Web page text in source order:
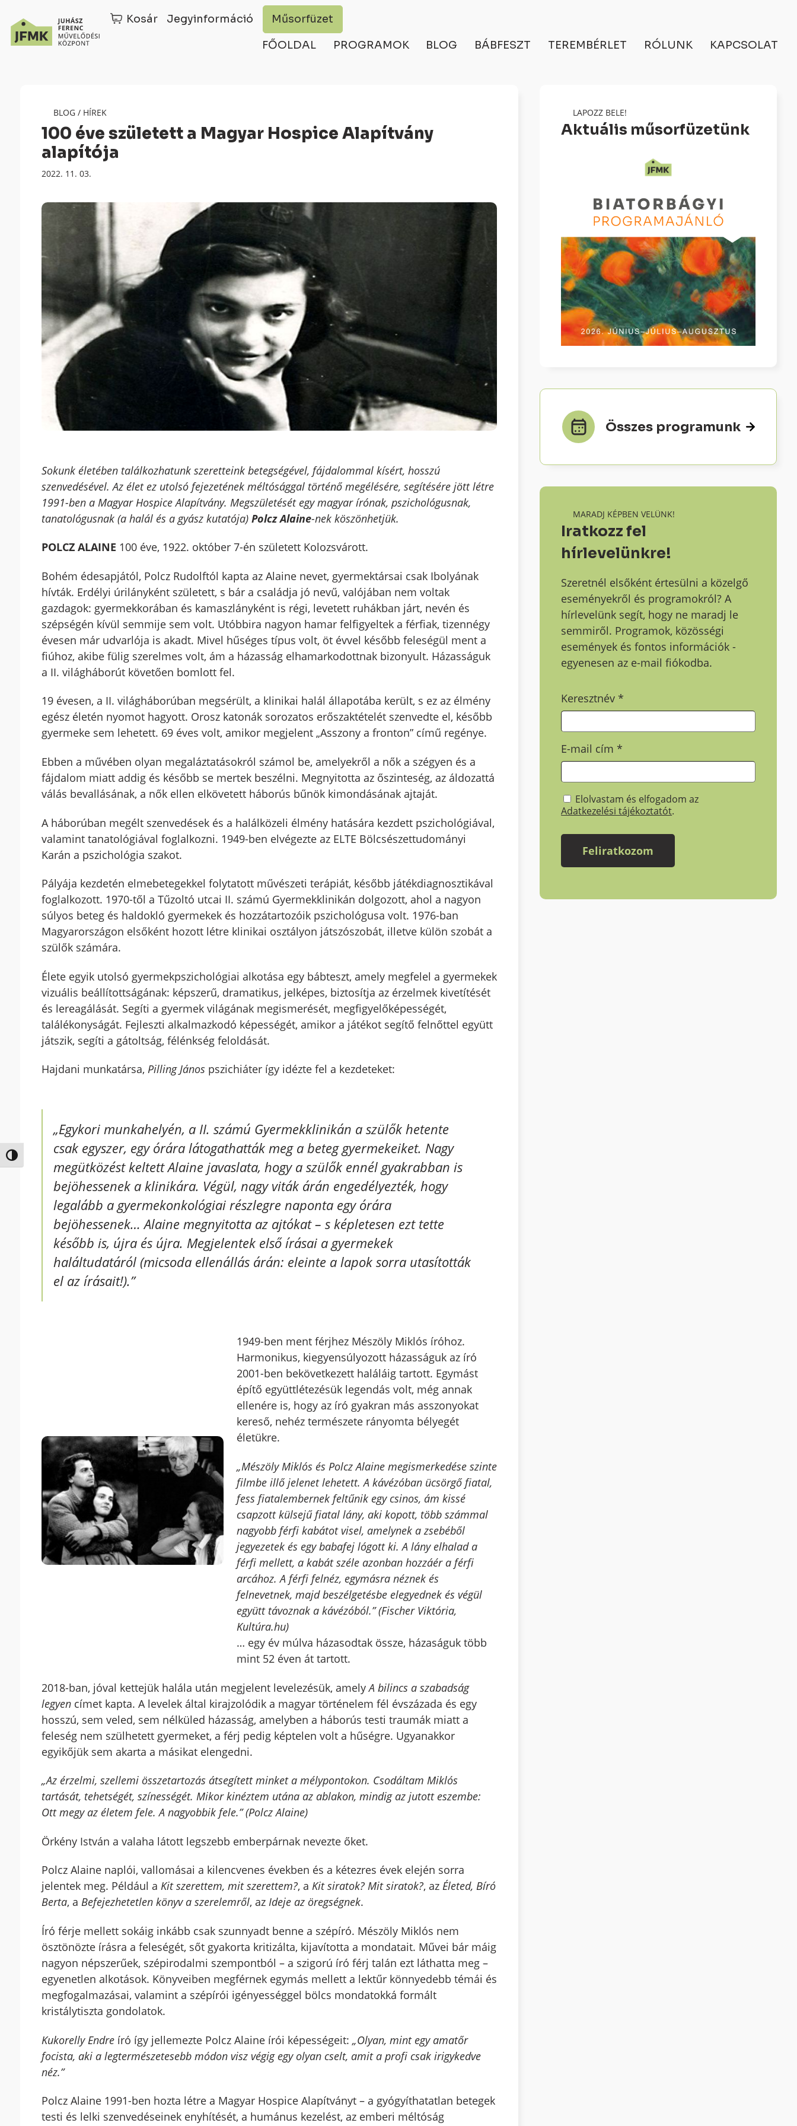
Nagy kontraszt váltása
Kosár Jegyinformáció Műsorfüzet
FŐOLDAL PROGRAMOK BLOG BÁBFESZT TEREMBÉRLET RÓLUNK KAPCSOLAT
BLOG/ HÍREK
100 éve született a Magyar Hospice Alapítvány
alapítója
Megjelenés
2022. 11. 03.
Sokunk életében találkozhatunk szeretteink betegségével, fájdalommal kísért, hosszú
szenvedésével. Az élet ez utolsó fejezetének méltósággal történő megélésére, segítésére jött létre
1991-ben a Magyar Hospice Alapítvány. Megszületését egy magyar írónak, pszichológusnak,
tanatológusnak (a halál és a gyász kutatója) Polcz Alaine-nek köszönhetjük.
POLCZ ALAINE 100 éve, 1922. október 7-én született Kolozsvárott.
Bohém édesapjától, Polcz Rudolftól kapta az Alaine nevet, gyermektársai csak Ibolyának
hívták. Erdélyi úrilányként született, s bár a családja jó nevű, valójában nem voltak
gazdagok: gyermekkorában és kamaszlányként is régi, levetett ruhákban járt, nevén és
szépségén kívül semmije sem volt. Utóbbira nagyon hamar felfigyeltek a férfiak, tizennégy
évesen már udvarlója is akadt. Mivel hűséges típus volt, öt évvel később feleségül ment a
fiúhoz, akibe fülig szerelmes volt, ám a házasság elhamarkodottnak bizonyult. Házasságuk
a II. világháborút követően bomlott fel.
19 évesen, a II. világháborúban megsérült, a klinikai halál állapotába került, s ez az élmény
egész életén nyomot hagyott. Orosz katonák sorozatos erőszaktételét szenvedte el, később
gyermeke sem lehetett. 69 éves volt, amikor megjelent „Asszony a fronton” című regénye.
Ebben a művében olyan megaláztatásokról számol be, amelyekről a nők a szégyen és a
fájdalom miatt addig és később se mertek beszélni. Megnyitotta az őszinteség, az áldozattá
válás bevallásának, a nők ellen elkövetett háborús bűnök kimondásának ajtaját.
A háborúban megélt szenvedések és a halálközeli élmény hatására kezdett pszichológiával,
valamint tanatológiával foglalkozni. 1949-ben elvégezte az ELTE Bölcsészettudományi
Karán a pszichológia szakot.
Pályája kezdetén elmebetegekkel folytatott művészeti terápiát, később játékdiagnosztikával
foglalkozott. 1970-től a Tűzoltó utcai II. számú Gyermekklinikán dolgozott, ahol a nagyon
súlyos beteg és haldokló gyermekek és hozzátartozóik pszichológusa volt. 1976-ban
Magyarországon elsőként hozott létre klinikai osztályon játszószobát, illetve külön szobát a
szülők számára.
Élete egyik utolsó gyermekpszichológiai alkotása egy bábteszt, amely megfelel a gyermekek
vizuális beállítottságának: képszerű, dramatikus, jelképes, biztosítja az érzelmek kivetítését
és lereagálását. Segíti a gyermek világának megismerését, megfigyelőképességét,
találékonyságát. Fejleszti alkalmazkodó képességét, amikor a játékot segítő felnőttel együtt
játszik, segíti a gátoltság, félénkség feloldását.
Hajdani munkatársa, Pilling Jánospszichiáter így idézte fel a kezdeteket:
„Egykori munkahelyén, a II. számú Gyermekklinikán a szülők hetente
csak egyszer, egy órára látogathatták meg a beteg gyermekeiket. Nagy
megütközést keltett Alaine javaslata, hogy a szülők ennél gyakrabban is
bejöhessenek a klinikára. Végül, nagy viták árán engedélyezték, hogy
legalább a gyermekonkológiai részlegre naponta egy órára
bejöhessenek… Alaine megnyitotta az ajtókat – s képletesen ezt tette
később is, újra és újra. Megjelentek első írásai a gyermekek
haláltudatáról (micsoda ellenállás árán: eleinte a lapok sorra utasították
el az írásait!).”
1949-ben ment férjhez Mészöly Miklós íróhoz.
Harmonikus, kiegyensúlyozott házasságuk az író
2001-ben bekövetkezett haláláig tartott. Egymást
építő együttlétezésük legendás volt, még annak
ellenére is, hogy az író gyakran más asszonyokat
kereső, nehéz természete rányomta bélyegét
életükre.
„Mészöly Miklós és Polcz Alaine megismerkedése szinte
filmbe illő jelenet lehetett. A kávézóban ücsörgő fiatal,
fess fiatalembernek feltűnik egy csinos, ám kissé
csapzott külsejű fiatal lány, aki kopott, több számmal
nagyobb férfi kabátot visel, amelynek a zsebéből
jegyezetek és egy babafej lógott ki. A lány elhalad a
férfi mellett, a kabát széle azonban hozzáér a férfi
arcához. A férfi felnéz, egymásra néznek és
felnevetnek, majd beszélgetésbe elegyednek és végül
együtt távoznak a kávézóból.” (Fischer Viktória,
Kultúra.hu)
… egy év múlva házasodtak össze, házaságuk több
mint 52 éven át tartott.
2018-ban, jóval kettejük halála után megjelent levelezésük, amelyA bilincs a szabadság
legyencímet kapta. A levelek által kirajzolódik a magyar történelem fél évszázada és egy
hosszú, sem veled, sem nélküled házasság, amelyben a háborús testi traumák miatt a
feleség nem szülhetett gyermeket, a férj pedig képtelen volt a hűségre. Ugyanakkor
egyikőjük sem akarta a másikat elengedni.
„Az érzelmi, szellemi összetartozás átsegített minket a mélypontokon. Csodáltam Miklós
tartását, tehetségét, színességét. Mikor kinéztem utána az ablakon, mindig az jutott eszembe:
Ott megy az életem fele. A nagyobbik fele.” (Polcz Alaine)
Örkény István a valaha látott legszebb emberpárnak nevezte őket.
Polcz Alaine naplói, vallomásai a kilencvenes években és a kétezres évek elején sorra
jelentek meg. Például a Kit szerettem, mit szerettem?, a Kit siratok? Mit siratok?, az Életed, Bíró
Berta, a Befejezhetetlen könyv a szerelemről, az Ideje az öregségnek.
Író férje mellett sokáig inkább csak szunnyadt benne a szépíró. Mészöly Miklós nem
ösztönözte írásra a feleségét, sőt gyakorta kritizálta, kijavította a mondatait. Művei bár máig
nagyon népszerűek, szépirodalmi szempontból – a szigorú író férj talán ezt láthatta meg –
egyenetlen alkotások. Könyveiben megférnek egymás mellett a lektűr könnyedebb témái és
megfogalmazásai, valamint a szépírói igényességgel bölcs mondatokká formált
kristálytiszta gondolatok.
Kukorelly Endreíró így jellemezte Polcz Alaine írói képességeit: „Olyan, mint egy amatőr
focista, aki a legtermészetesebb módon visz végig egy olyan cselt, amit a profi csak irigykedve
néz.”
Polcz Alaine 1991-ben hozta létre a Magyar Hospice Alapítványt – a gyógyíthatatlan betegek
testi és lelki szenvedéseinek enyhítését, a humánus kezelést, az emberi méltóság
LAPOZZ BELE!
Aktuális műsorfüzetünk
Összes programunk
MARADJ KÉPBEN VELÜNK!
Iratkozz fel
hírlevelünkre!
Szeretnél elsőként értesülni a közelgő
eseményekről és programokról? A
hírlevelünk segít, hogy ne maradj le
semmiről. Programok, közösségi
események és fontos információk -
egyenesen az e-mail fiókodba.
Keresztnév*
E-mail cím*
Elolvastam és elfogadom az
Adatkezelési tájékoztatót.